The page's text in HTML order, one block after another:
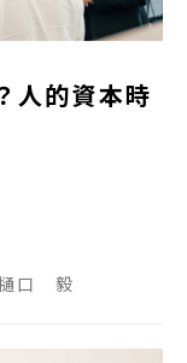
人的資本時
口 毅